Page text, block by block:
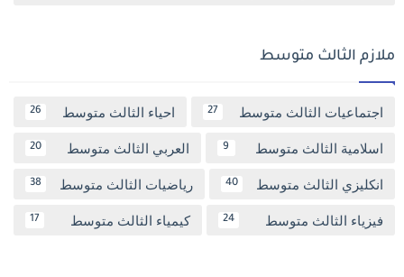
ملازم الثالث متوسط
اجتماعيات الثالث متوسط 27 احياء الثالث متوسط 26
اسلامية الثالث متوسط 9 العربي الثالث متوسط 20
انكليزي الثالث متوسط 40 رياضيات الثالث متوسط 38
فيزياء الثالث متوسط 24 كيمياء الثالث متوسط 17